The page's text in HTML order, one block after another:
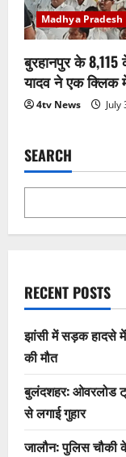
Madhya Pradesh
बुरहानपुर के 8,115
यादव ने एक क्लिक
4tv News July
SEARCH
RECENT POSTS
झांसी में सड़क हादसे
की मौत
बुलंदशहर: ओवरलोड
से लगाई गुहार
जालौन: पुलिस चौकी